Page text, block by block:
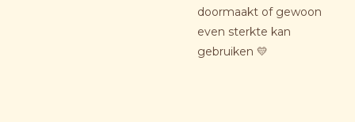
doormaakt of gewoon
even sterkte kan
gebruiken 💛